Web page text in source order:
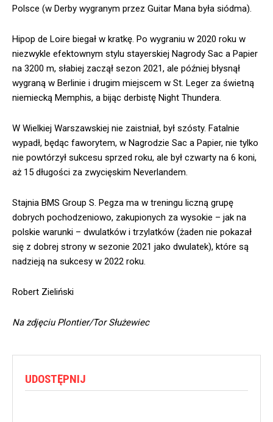
Polsce (w Derby wygranym przez Guitar Mana była siódma).
Hipop de Loire biegał w kratkę. Po wygraniu w 2020 roku w
niezwykle efektownym stylu stayerskiej Nagrody Sac a Papier
na 3200 m, słabiej zaczął sezon 2021, ale później błysnął
wygraną w Berlinie i drugim miejscem w St. Leger za świetną
niemiecką Memphis, a bijąc derbistę Night Thundera.
W Wielkiej Warszawskiej nie zaistniał, był szósty. Fatalnie
wypadł, będąc faworytem, w Nagrodzie Sac a Papier, nie tylko
nie powtórzył sukcesu sprzed roku, ale był czwarty na 6 koni,
aż 15 długości za zwycięskim Neverlandem.
Stajnia BMS Group S. Pegza ma w treningu liczną grupę
dobrych pochodzeniowo, zakupionych za wysokie – jak na
polskie warunki – dwulatków i trzylatków (żaden nie pokazał
się z dobrej strony w sezonie 2021 jako dwulatek), które są
nadzieją na sukcesy w 2022 roku.
Robert Zieliński
Na zdjęciu Plontier/Tor Służewiec
UDOSTĘPNIJ